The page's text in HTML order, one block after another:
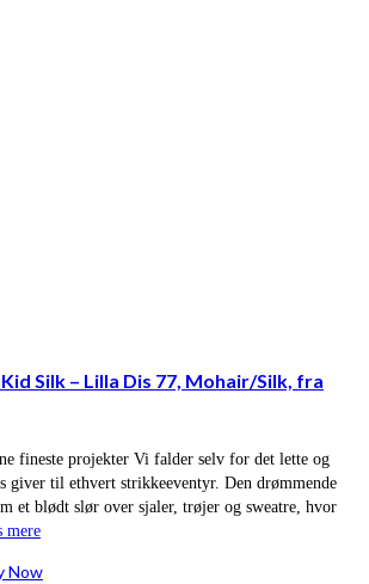
Silk – Lilla Dis 77, Mohair/Silk, fra
fineste projekter Vi falder selv for det lette og
til ethvert strikkeeventyr. Den drømmende
et blødt slør over sjaler, trøjer og sweatre, hvor
mere
Now